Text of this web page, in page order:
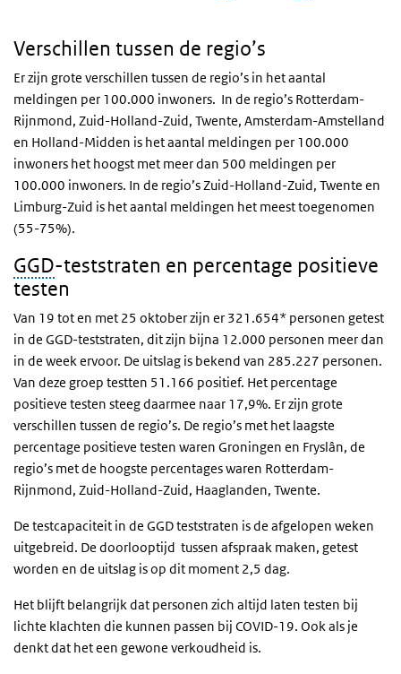
Verschillen tussen de regio’s
Er zijn grote verschillen tussen de regio’s in het aantal
meldingen per 100.000 inwoners. In de regio’s Rotterdam-
Rijnmond, Zuid-Holland-Zuid, Twente, Amsterdam-Amstelland
en Holland-Midden is het aantal meldingen per 100.000
inwoners het hoogst met meer dan 500 meldingen per
100.000 inwoners. In de regio’s Zuid-Holland-Zuid, Twente en
Limburg-Zuid is het aantal meldingen het meest toegenomen
(55-75%).
GGD-teststraten en percentage positieve
testen
Van 19 tot en met 25 oktober zijn er 321.654* personen getest
in de GGD-teststraten, dit zijn bijna 12.000 personen meer dan
in de week ervoor. De uitslag is bekend van 285.227 personen.
Van deze groep testten 51.166 positief. Het percentage
positieve testen steeg daarmee naar 17,9%. Er zijn grote
verschillen tussen de regio’s. De regio’s met het laagste
percentage positieve testen waren Groningen en Fryslân, de
regio’s met de hoogste percentages waren Rotterdam-
Rijnmond, Zuid-Holland-Zuid, Haaglanden, Twente.
De testcapaciteit in de GGD teststraten is de afgelopen weken
uitgebreid. De doorlooptijd tussen afspraak maken, getest
worden en de uitslag is op dit moment 2,5 dag.
Het blijft belangrijk dat personen zich altijd laten testen bij
lichte klachten die kunnen passen bij COVID-19. Ook als je
denkt dat het een gewone verkoudheid is.